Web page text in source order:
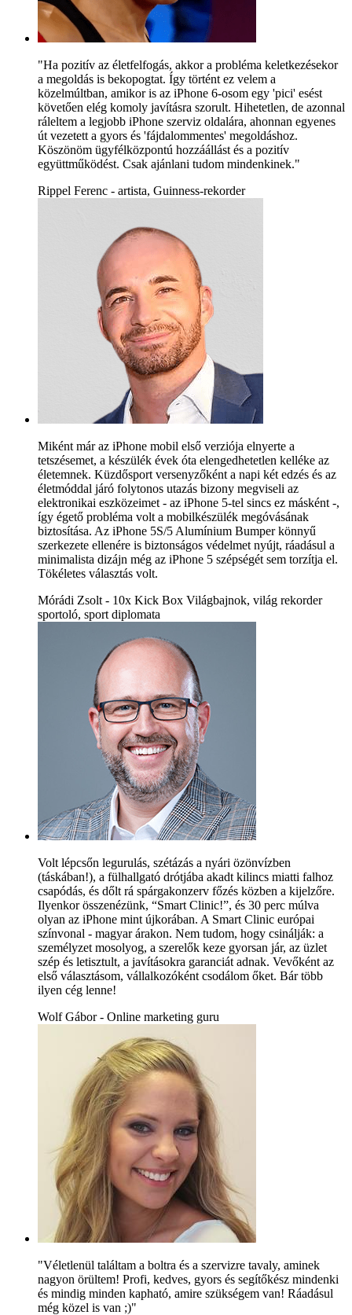
"Ha pozitív az életfelfogás, akkor a probléma keletkezésekor
a megoldás is bekopogtat. Így történt ez velem a
közelmúltban, amikor is az iPhone 6-osom egy 'pici' esést
követően elég komoly javításra szorult. Hihetetlen, de azonnal
ráleltem a legjobb iPhone szerviz oldalára, ahonnan egyenes
út vezetett a gyors és 'fájdalommentes' megoldáshoz.
Köszönöm ügyfélközpontú hozzáállást és a pozitív
együttműködést. Csak ajánlani tudom mindenkinek."
Rippel Ferenc - artista, Guinness-rekorder
Miként már az iPhone mobil első verziója elnyerte a
tetszésemet, a készülék évek óta elengedhetetlen kelléke az
életemnek. Küzdősport versenyzőként a napi két edzés és az
életmóddal járó folytonos utazás bizony megviseli az
elektronikai eszközeimet - az iPhone 5-tel sincs ez másként -,
így égető probléma volt a mobilkészülék megóvásának
biztosítása. Az iPhone 5S/5 Alumínium Bumper könnyű
szerkezete ellenére is biztonságos védelmet nyújt, ráadásul a
minimalista dizájn még az iPhone 5 szépségét sem torzítja el.
Tökéletes választás volt.
Mórádi Zsolt - 10x Kick Box Világbajnok, világ rekorder
sportoló, sport diplomata
Volt lépcsőn legurulás, szétázás a nyári özönvízben
(táskában!), a fülhallgató drótjába akadt kilincs miatti falhoz
csapódás, és dőlt rá spárgakonzerv főzés közben a kijelzőre.
Ilyenkor összenézünk, “Smart Clinic!”, és 30 perc múlva
olyan az iPhone mint újkorában. A Smart Clinic európai
színvonal - magyar árakon. Nem tudom, hogy csinálják: a
személyzet mosolyog, a szerelők keze gyorsan jár, az üzlet
szép és letisztult, a javításokra garanciát adnak. Vevőként az
első választásom, vállalkozóként csodálom őket. Bár több
ilyen cég lenne!
Wolf Gábor - Online marketing guru
"Véletlenül találtam a boltra és a szervizre tavaly, aminek
nagyon örültem! Profi, kedves, gyors és segítőkész mindenki
és mindig minden kapható, amire szükségem van! Ráadásul
még közel is van ;)"